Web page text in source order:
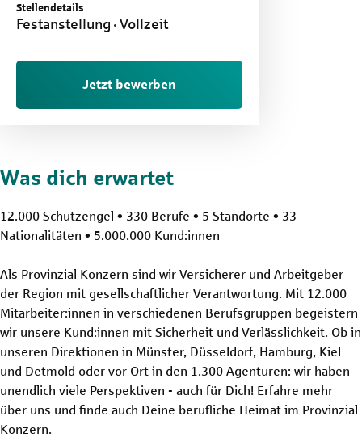
Stellendetails
Festanstellung Vollzeit
Jetzt bewerben
Was dich erwartet
12.000 Schutzengel • 330 Berufe • 5 Standorte • 33
Nationalitäten • 5.000.000 Kund:innen
Als Provinzial Konzern sind wir Versicherer und Arbeitgeber
der Region mit gesellschaftlicher Verantwortung. Mit 12.000
Mitarbeiter:innen in verschiedenen Berufsgruppen begeistern
wir unsere Kund:innen mit Sicherheit und Verlässlichkeit. Ob in
unseren Direktionen in Münster, Düsseldorf, Hamburg, Kiel
und Detmold oder vor Ort in den 1.300 Agenturen: wir haben
unendlich viele Perspektiven - auch für Dich! Erfahre mehr
über uns und finde auch Deine berufliche Heimat im Provinzial
Konzern.